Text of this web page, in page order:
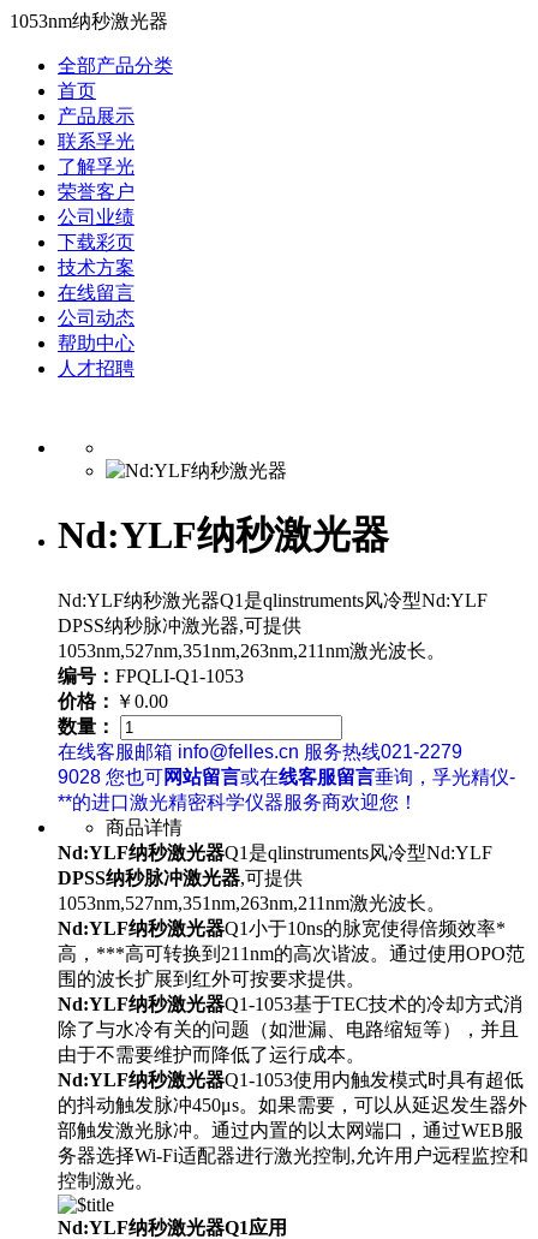
1053nm纳秒激光器
全部产品分类
首页
产品展示
联系孚光
了解孚光
荣誉客户
公司业绩
下载彩页
技术方案
在线留言
公司动态
帮助中心
人才招聘
Nd:YLF纳秒激光器
Nd:YLF纳秒激光器Q1是qlinstruments风冷型Nd:YLF
DPSS纳秒脉冲激光器,可提供
1053nm,527nm,351nm,263nm,211nm激光波长。
编号： FPQLI-Q1-1053
价格： ￥0.00
数量：
在线客服邮箱 info@felles.cn 服务热线021-2279
9028 您也可网站留言或在线客服留言垂询，孚光精仪-
**的进口激光精密科学仪器服务商欢迎您！
商品详情
Nd:YLF纳秒激光器Q1是qlinstruments风冷型Nd:YLF
DPSS纳秒脉冲激光器,可提供
1053nm,527nm,351nm,263nm,211nm激光波长。
Nd:YLF纳秒激光器Q1小于10ns的脉宽使得倍频效率*
高，***高可转换到211nm的高次谐波。通过使用OPO范
围的波长扩展到红外可按要求提供。
Nd:YLF纳秒激光器Q1-1053基于TEC技术的冷却方式消
除了与水冷有关的问题（如泄漏、电路缩短等），并且
由于不需要维护而降低了运行成本。
Nd:YLF纳秒激光器Q1-1053使用内触发模式时具有超低
的抖动触发脉冲450μs。如果需要，可以从延迟发生器外
部触发激光脉冲。通过内置的以太网端口，通过WEB服
务器选择Wi-Fi适配器进行激光控制,允许用户远程监控和
控制激光。
Nd:YLF纳秒激光器Q1应用